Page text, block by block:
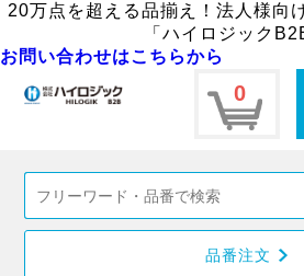
20万点を超える品揃え！法人様向
「ハイロジック
お問い合わせはこちらから
0
品番注文